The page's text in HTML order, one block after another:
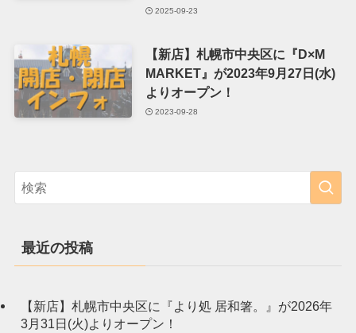
2025-09-23
【新店】札幌市中央区に『D×M
MARKET』が2023年9月27日(水)
よりオープン！
2023-09-28
最近の投稿
【新店】札幌市中央区に『より処 居和箸。』が2026年
3月31日(火)よりオープン！